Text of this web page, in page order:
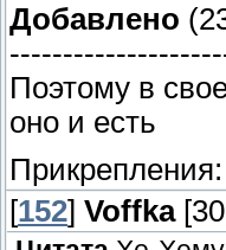
Добавлено
Поэтому в
оно и есть
Прикрепления:
[152] Voffka